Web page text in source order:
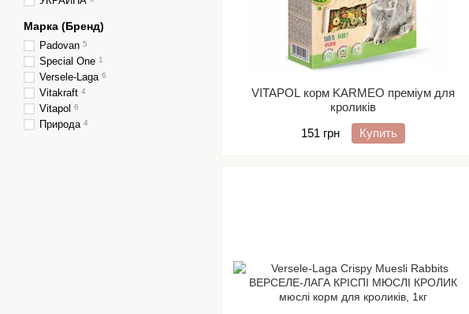
VITAPOL корм KARMEO преміум для
кроликів
151 грн
Купить
Марка (Бренд)
Padovan 5
Special One 1
Versele-Laga 6
Vitakraft 4
Vitapol 6
Природа 4